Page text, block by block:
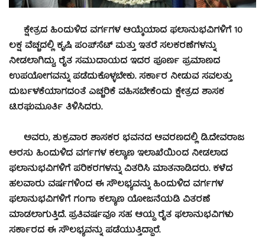
ಕ್ಷೇತ್ರದ ಹಿಂದುಳಿದ ವರ್ಗಗಳ ಆಯ್ಕೆಯಾದ ಫಲಾನುಭವಿಗಳಿಗೆ 10
ಲಕ್ಷ ವೆಚ್ಚದಲ್ಲಿ ಕೃಷಿ ಪಂಪ್‍ಸೆಟ್ ಮತ್ತು ಇತರೆ ಸಲಕರಣೆಗಳನ್ನು
ನೀಡಲಾಗಿದ್ದು, ರೈತ ಸಮುದಾಯದ ಇದರ ಪೂರ್ಣ ಪ್ರಮಾಣದ
ಉಪಯೋಗವನ್ನು ಪಡೆದುಕೊಳ್ಳಬೇಕು. ಸರ್ಕಾರ ನೀಡುವ ಸವಲತ್ತು
ದುರ್ಬಳಕೆಯಾಗದಂತೆ ಎಚ್ಚರಿಕೆ ವಹಿಸಬೇಕೆಂದು ಕ್ಷೇತ್ರದ ಶಾಸಕ
ಟಿ.ರಘುಮೂರ್ತಿ ತಿಳಿಸಿದರು.
ಅವರು, ಶುಕ್ರವಾರ ಶಾಸಕರ ಭವನದ ಆವರಣದಲ್ಲಿ ಡಿ.ದೇವರಾಜ
ಅರಸು ಹಿಂದುಳಿದ ವರ್ಗಗಳ ಕಲ್ಯಾಣ ಇಲಾಖೆಯಿಂದ ನೀಡಲಾದ
ಫಲಾನುಭವಿಗಳಿಗೆ ಪರಿಕರಗಳನ್ನು ವಿತರಿಸಿ ಮಾತನಾಡಿದರು. ಕಳೆದ
ಹಲವಾರು ವರ್ಷಗಳಿಂದ ಈ ಸೌಲಭ್ಯವನ್ನು ಹಿಂದುಳಿದ ವರ್ಗಗಳ
ಫಲಾನುಭವಿಗಳಿಗೆ ಗಂಗಾ ಕಲ್ಯಾಣ ಯೋಜನೆಯಡಿ ವಿತರಣೆ
ಮಾಡಲಾಗುತ್ತಿದೆ. ಪ್ರತಿವರ್ಷವೂ ಸಹ ಆಯ್ದ ರೈತ ಫಲಾನುಭವಿಗಳು
ಸರ್ಕಾರದ ಈ ಸೌಲಭ್ಯವನ್ನು ಪಡೆಯುತ್ತಿದ್ದಾರೆ.